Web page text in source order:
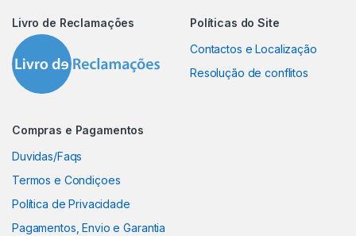
Livro de Reclamações
Políticas do Site
Contactos e Localização
Resolução de conflitos
Compras e Pagamentos
Duvidas/Faqs
Termos e Condiçoes
Política de Privacidade
Pagamentos, Envio e Garantia